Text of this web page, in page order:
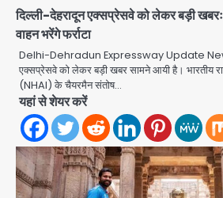
दिल्ली-देहरादून एक्सप्रेसवे को लेकर बड़ी
वाहन भरेंगे फर्राटा
Delhi-Dehradun Expressway Update
एक्सप्रेसवे को लेकर बड़ी खबर सामने आयी है। भारतीय
(NHAI) के चैयरमैन संतोष…
यहां से शेयर करें